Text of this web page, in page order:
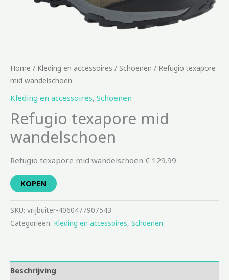
Home / Kleding en accessoires / Schoenen / Refugio texapore
mid wandelschoen
Kleding en accessoires, Schoenen
Refugio texapore mid
wandelschoen
Refugio texapore mid wandelschoen € 129.99
KOPEN
SKU: vrijbuiter-4060477907543
Categorieën: Kleding en accessoires, Schoenen
Beschrijving